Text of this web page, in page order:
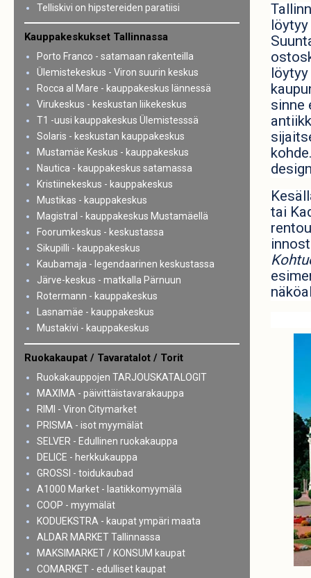
sinne
tai
Telliskivi on hipstereiden paratiisi
Kauppakeskukset Tallinnassa
Porto Franco - satamaan rakenteilla
Ülemistekeskus - Viron suurin keskus
Rocca al Mare - kauppakeskus lännessä
Virukeskus - keskustan liikekeskus
T1 -uusi kauppakeskus Ülemistesssä
Solaris - keskustan kauppakeskus
Mustamäe Keskus - kauppakeskus
Nautica - kauppakeskus satamassa
Kristiinekeskus - kauppakeskus
Mustikas - kauppakeskus
Magistral - kauppakeskus Mustamäellä
Foorumkeskus - keskustassa
Sikupilli - kauppakeskus
Kaubamaja - legendaarinen keskustassa
Järve-keskus - matkalla Pärnuun
Rotermann - kauppakeskus
Lasnamäe - kauppakeskus
Mustakivi - kauppakeskus
Ruokakaupat / Tavaratalot / Torit
Ruokakauppojen TARJOUSKATALOGIT
MAXIMA - päivittäistavarakauppa
RIMI - Viron Citymarket
PRISMA - isot myymälät
SELVER - Edullinen ruokakauppa
DELICE - herkkukauppa
GROSSI - toidukaubad
A1000 Market - laatikkomyymälä
COOP - myymälät
KODUEKSTRA - kaupat ympäri maata
ALDAR MARKET Tallinnassa
MAKSIMARKET / KONSUM kaupat
COMARKET - edulliset kaupat